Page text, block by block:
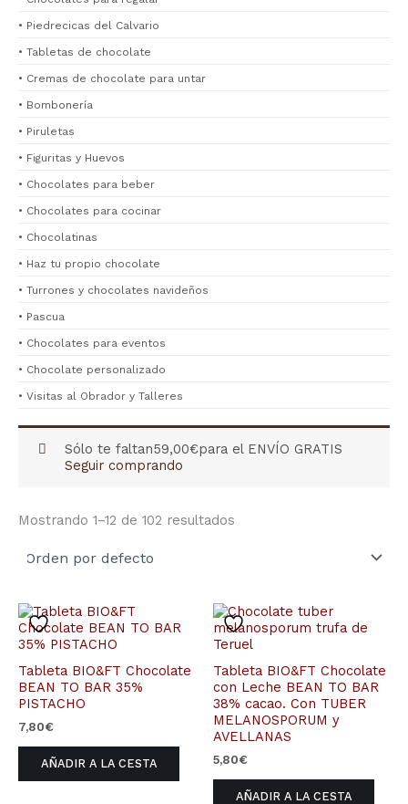
• Piedrecicas del Calvario
• Tabletas de chocolate
• Cremas de chocolate para untar
• Bombonería
• Piruletas
• Figuritas y Huevos
• Chocolates para beber
• Chocolates para cocinar
• Chocolatinas
• Haz tu propio chocolate
• Turrones y chocolates navideños
• Pascua
• Chocolates para eventos
• Chocolate personalizado
• Visitas al Obrador y Talleres
Sólo te faltan59,00€para el ENVÍO GRATIS
Seguir comprando
Mostrando 1–12 de 102 resultados
Tableta BIO&FT Chocolate
BEAN TO BAR 35%
PISTACHO
7,80€
AÑADIR A LA CESTA
Tableta BIO&FT Chocolate
con Leche BEAN TO BAR
38% cacao. Con TUBER
MELANOSPORUM y
AVELLANAS
5,80€
AÑADIR A LA CESTA